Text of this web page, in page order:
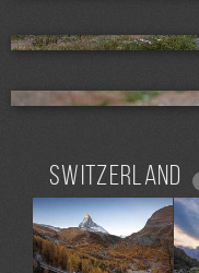
Switzerland